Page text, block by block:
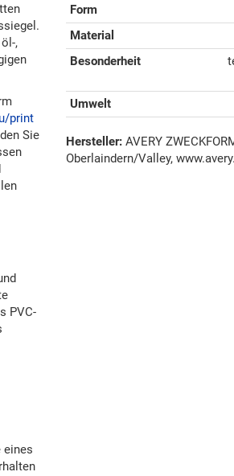
,
print
Sie
PVC-
eines
Form
Material
Besonderheit
Umwelt
Hersteller: AVERY
Oberlaindern/Valley,